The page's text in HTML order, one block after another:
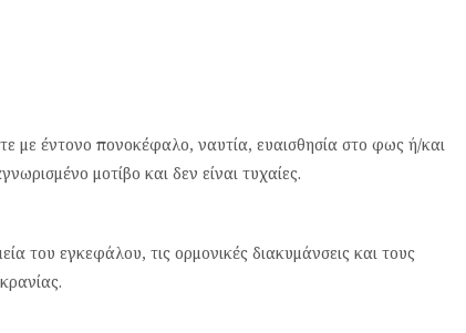
με έντονο πονοκέφαλο, ναυτία, ευαισθησία στο φως ή/και
μοτίβο και δεν είναι τυχαίες.
του εγκεφάλου, τις ορμονικές διακυμάνσεις και τους